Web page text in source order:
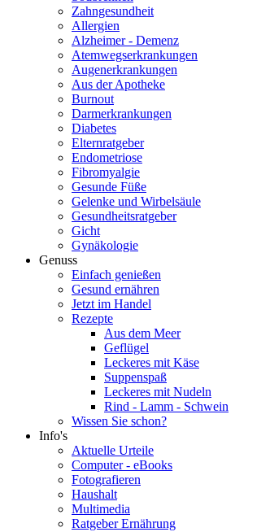
Zahngesundheit
Allergien
Alzheimer - Demenz
Atemwegserkrankungen
Augenerkrankungen
Aus der Apotheke
Burnout
Darmerkrankungen
Diabetes
Elternratgeber
Endometriose
Fibromyalgie
Gesunde Füße
Gelenke und Wirbelsäule
Gesundheitsratgeber
Gicht
Gynäkologie
Genuss
Einfach genießen
Gesund ernähren
Jetzt im Handel
Rezepte
Aus dem Meer
Geflügel
Leckeres mit Käse
Suppenspaß
Leckeres mit Nudeln
Rind - Lamm - Schwein
Wissen Sie schon?
Info's
Aktuelle Urteile
Computer - eBooks
Fotografieren
Haushalt
Multimedia
Ratgeber Ernährung